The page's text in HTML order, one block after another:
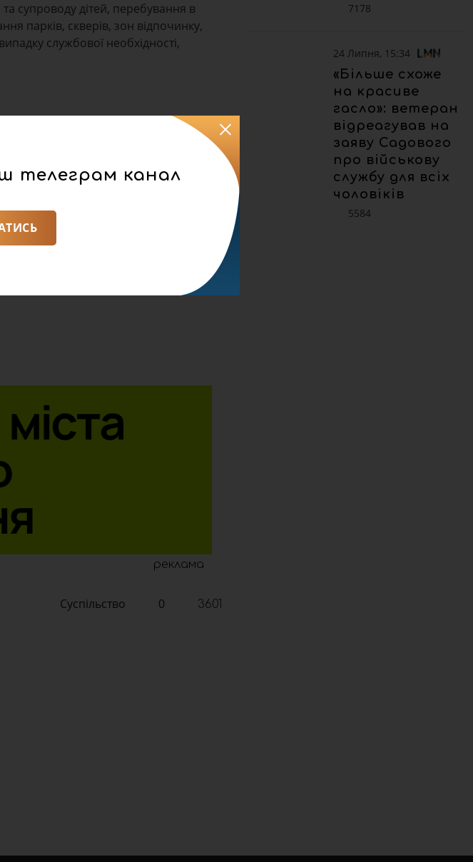
супроводу дітей, перебування в
парків, скверів, зон відпочинку,
службової необхідності,
реклама
Суспільство 0 3601
7178
24 Липня, 15:34
«Більше схоже
на красиве
гасло»: ветеран
відреагував на
заяву Садового
про військову
службу для всіх
чоловіків
5584
телеграм канал